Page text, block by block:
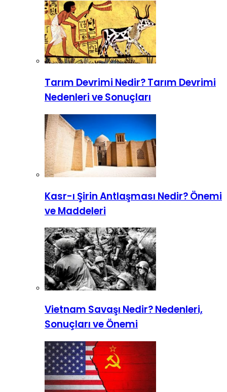
Tarım Devrimi Nedir? Tarım Devrimi
Nedenleri ve Sonuçları
Kasr-ı Şirin Antlaşması Nedir? Önemi
ve Maddeleri
Vietnam Savaşı Nedir? Nedenleri,
Sonuçları ve Önemi